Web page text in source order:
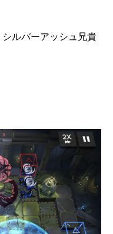
ルバーアッシュ兄貴